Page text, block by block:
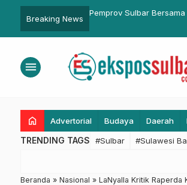
Breaking News
Pasar Murah
Pengurus ESI
menu
home Advertorial Budaya Daerah
TRENDING TAGS #Sulbar #Sulawesi
Beranda » Nasional » LaNyalla Kritik Raperda